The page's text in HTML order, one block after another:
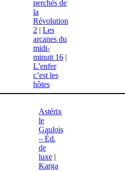
perchés de
la
Révolution
2 | Les
arcanes du
midi-
minuit 16 |
L’enfer
c’est les
hôtes
Astérix
le
Gaulois
– Éd.
de
luxe|
Karga